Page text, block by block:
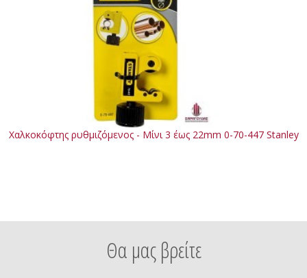
Χαλκοκόφτης ρυθμιζόμενος - Μίνι 3 έως 22mm 0-70-447 Stanley
Θα μας βρείτε